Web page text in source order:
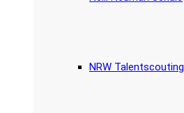
NRW Talentscouting